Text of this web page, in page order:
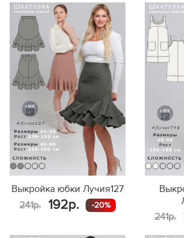
Выкройка юбки Лучия127
241р.
192р. -20%
241р.